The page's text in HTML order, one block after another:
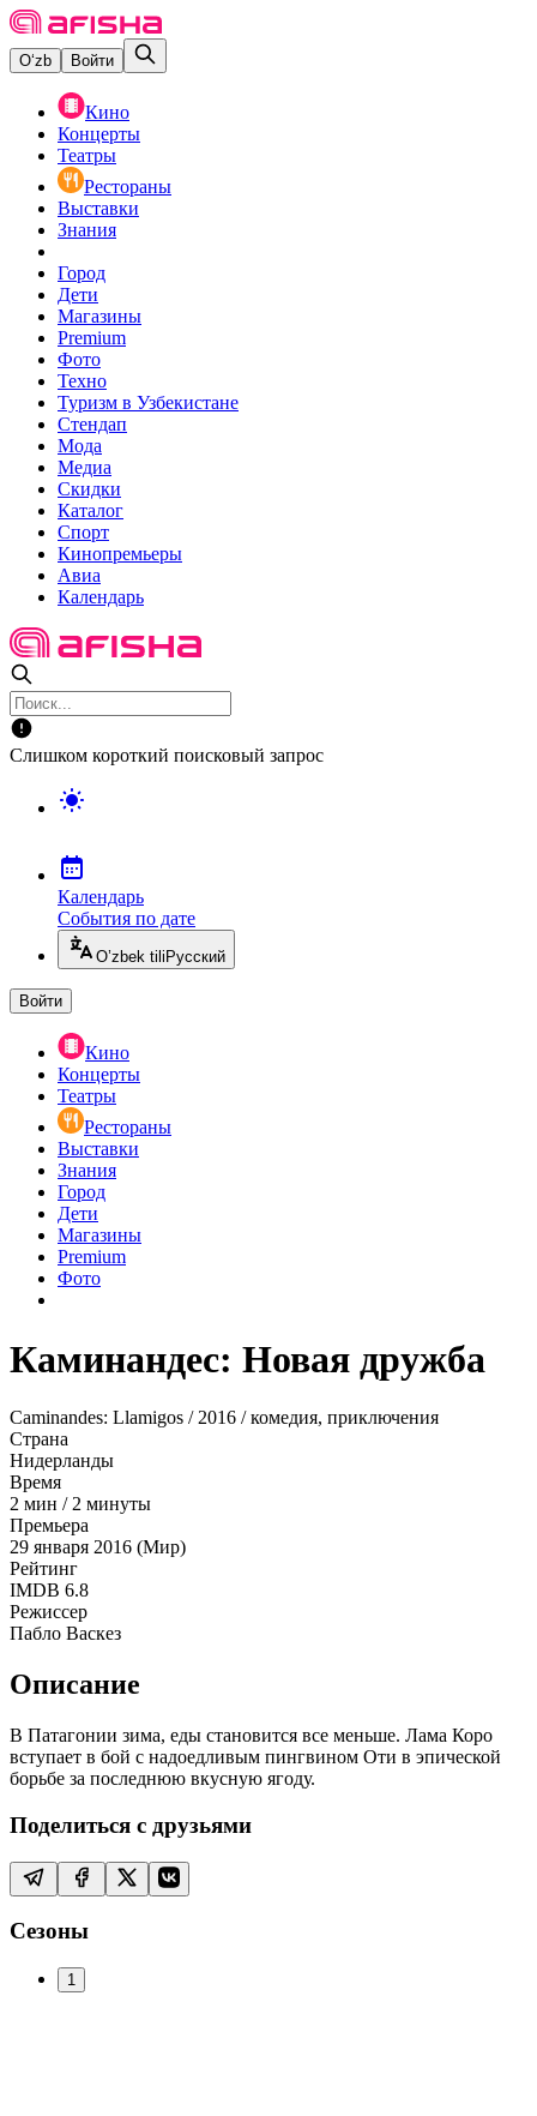
O‘zb Войти
Кино
Концерты
Театры
Рестораны
Выставки
Знания
Город
Дети
Магазины
Premium
Фото
Техно
Туризм в Узбекистане
Стендап
Мода
Медиа
Скидки
Каталог
Спорт
Кинопремьеры
Авиа
Календарь
Слишком короткий поисковый запрос
Календарь
События по дате
O’zbek tili Русский
Войти
Кино
Концерты
Театры
Рестораны
Выставки
Знания
Город
Дети
Магазины
Premium
Фото
Каминандес: Новая дружба
Caminandes: Llamigos / 2016 / комедия, приключения
Страна
Нидерланды
Время
2 мин / 2 минуты
Премьера
29 января 2016 (Мир)
Рейтинг
IMDB 6.8
Режиссер
Пабло Васкез
Описание
В Патагонии зима, еды становится все меньше. Лама Коро
вступает в бой с надоедливым пингвином Оти в эпической
борьбе за последнюю вкусную ягоду.
Поделиться с друзьями
Сезоны
1